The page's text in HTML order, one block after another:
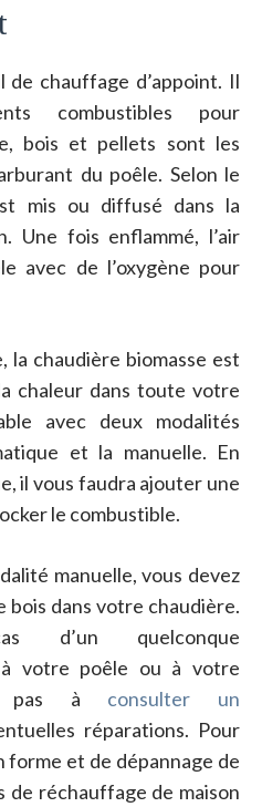
de chauffage d’appoint. Il
combustibles pour
bois et pellets sont les
du poêle. Selon le
mis ou diffusé dans la
Une fois enflammé, l’air
avec de l’oxygène pour
chaudière biomasse est
chaleur dans toute votre
avec deux modalités
et la manuelle. En
il vous faudra ajouter une
le combustible.
manuelle, vous devez
dans votre chaudière.
d’un quelconque
votre poêle ou à votre
pas à consulter un
réparations. Pour
forme et de dépannage de
de réchauffage de maison